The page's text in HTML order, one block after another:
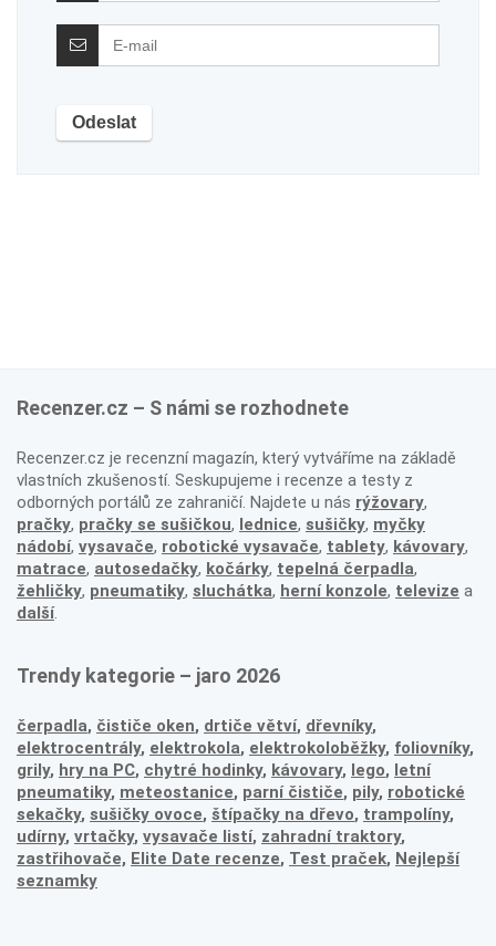
Recenzer.cz – S námi se rozhodnete
Recenzer.cz je recenzní magazín, který vytváříme na základě
vlastních zkušeností. Seskupujeme i recenze a testy z
odborných portálů ze zahraničí. Najdete u nás rýžovary,
pračky, pračky se sušičkou, lednice, sušičky, myčky
nádobí, vysavače, robotické vysavače, tablety, kávovary,
matrace, autosedačky, kočárky, tepelná čerpadla,
žehličky, pneumatiky, sluchátka, herní konzole, televize a
další.
Trendy kategorie – jaro 2026
čerpadla, čističe oken, drtiče větví, dřevníky,
elektrocentrály, elektrokola, elektrokoloběžky, foliovníky,
grily, hry na PC, chytré hodinky, kávovary, lego, letní
pneumatiky, meteostanice, parní čističe, pily, robotické
sekačky, sušičky ovoce, štípačky na dřevo, trampolíny,
udírny, vrtačky, vysavače listí, zahradní traktory,
zastřihovače, Elite Date recenze, Test praček, Nejlepší
seznamky